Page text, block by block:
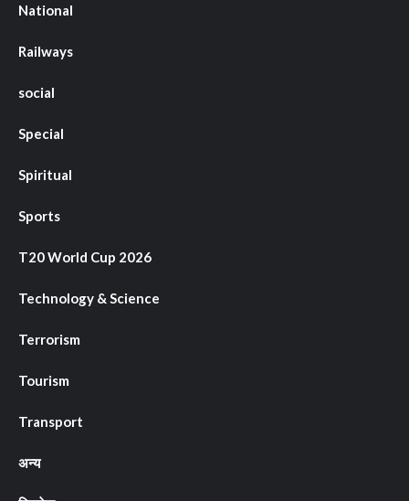
National
Railways
social
Special
Spiritual
Sports
T20 World Cup 2026
Technology & Science
Terrorism
Tourism
Transport
अन्य